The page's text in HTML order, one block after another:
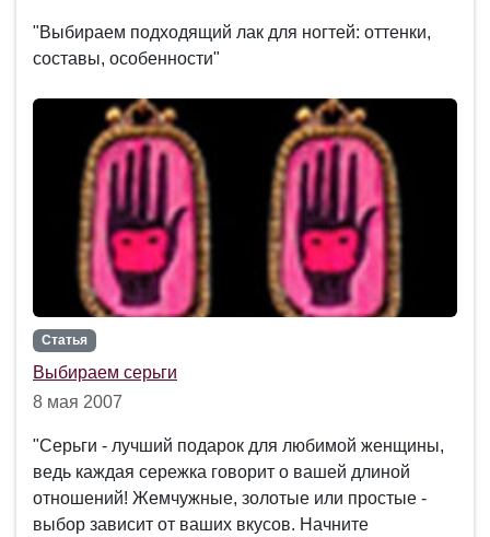
"Выбираем подходящий лак для ногтей: оттенки,
составы, особенности"
Статья
Выбираем серьги
8 мая 2007
"Серьги - лучший подарок для любимой женщины,
ведь каждая сережка говорит о вашей длиной
отношений! Жемчужные, золотые или простые -
выбор зависит от ваших вкусов. Начните